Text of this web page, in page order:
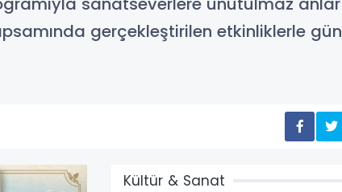
gerçekleştirilen etkinliklerle gün
Kültür & Sanat